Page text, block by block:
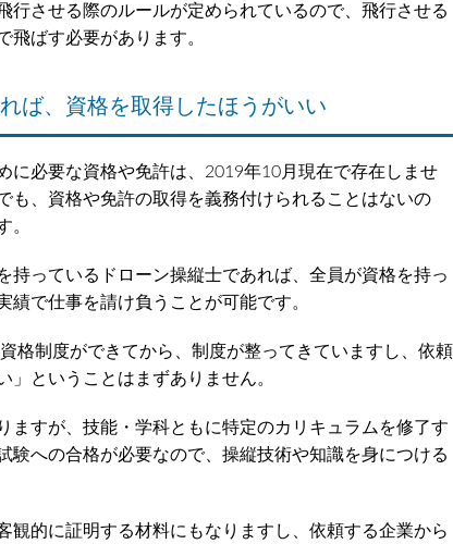
行させる際のルールが定められているので、飛行させる
飛ばす必要があります。
ば、資格を取得したほうがいい
に必要な資格や免許は、2019年10月現在で存在しませ
も、資格や免許の取得を義務付けられることはないの
。
持っているドローン操縦士であれば、全員が資格を持っ
で仕事を請け負うことが可能です。
格制度ができてから、制度が整ってきていますし、依頼
ということはまずありません。
ますが、技能・学科ともに特定のカリキュラムを修了す
験への合格が必要なので、操縦技術や知識を身につける
観的に証明する材料にもなりますし、依頼する企業から